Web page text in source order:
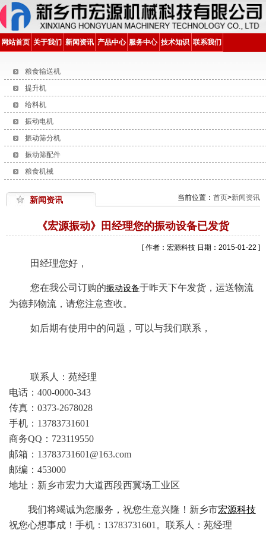
网站首页 关于我们 新闻资讯 产品中心 服务中心 技术知识 联系我们
粮食输送机
提升机
给料机
振动电机
振动筛分机
振动筛配件
粮食机械
新闻资讯 当前位置： 首页>新闻资讯
《宏源振动》田经理您的振动设备已发货
[ 作者：宏源科技 日期：2015-01-22 ]
田经理您好，
您在我公司订购的振动设备于昨天下午发货，运送物流
为德邦物流，请您注意查收。
如后期有使用中的问题，可以与我们联系，
联系人：苑经理
电话： 400-0000-343
传真： 0373-2678028
手机： 13783731601
商务QQ ： 723119550
邮箱： 13783731601@163.com
邮编： 453000
地址：新乡市宏力大道西段西冀场工业区
我们将竭诚为您服务，祝您生意兴隆！新乡市宏源科技
祝您心想事成！手机： 13783731601 。联系人：苑经理